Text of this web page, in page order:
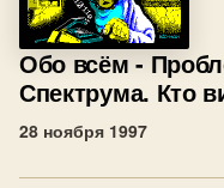
Обо всём -
Спектрума. Кто
28 ноября 1997